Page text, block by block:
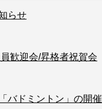
らせ
歓迎会/昇格者祝賀会
バドミントン」の開催